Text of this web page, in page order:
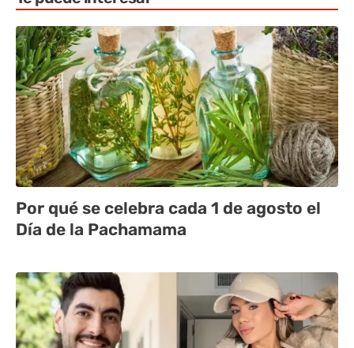
Por qué se celebra cada 1 de agosto el
Día de la Pachamama